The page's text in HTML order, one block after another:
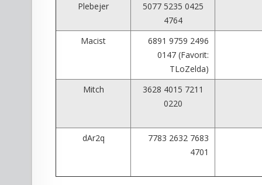
Plebejer
5077 5235 0425
4764
Macist
6891 9759 2496
0147 (Favorit:
TLoZelda)
Mitch
3628 4015 7211
0220
dAr2q
7783 2632 7683
4701